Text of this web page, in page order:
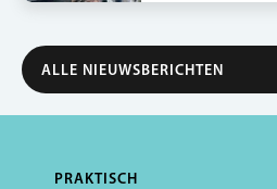
ALLE NIEUWSBERICHTEN
PRAKTISCH